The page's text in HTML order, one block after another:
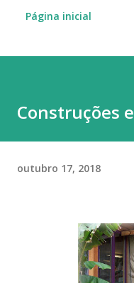
Página inicial
Construções
outubro 17, 2018